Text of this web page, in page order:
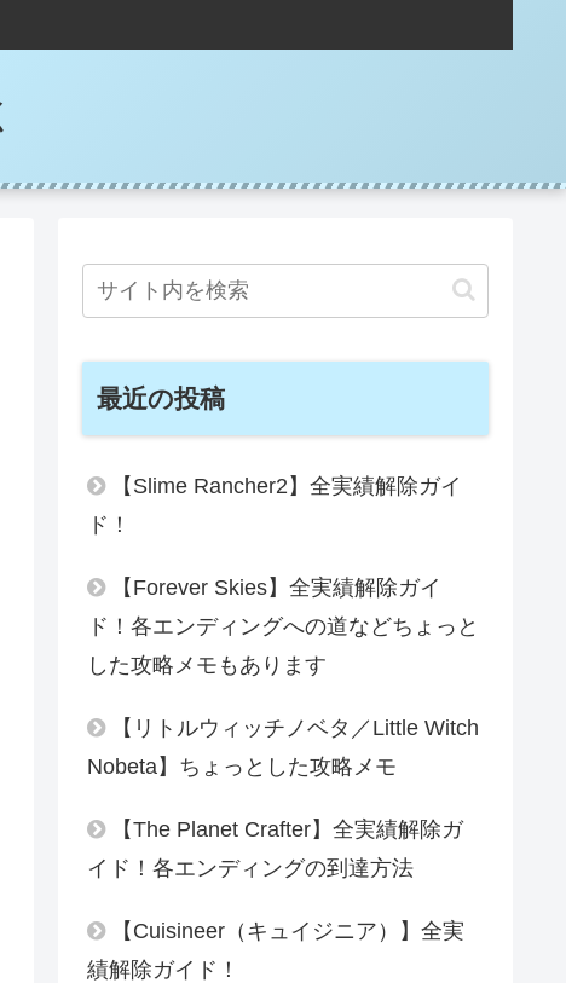
最近の投稿
【Slime Rancher2】全実績解除ガイ
ド！
【Forever Skies】全実績解除ガイ
ド！各エンディングへの道などちょっと
した攻略メモもあります
【リトルウィッチノベタ／Little Witch
Nobeta】ちょっとした攻略メモ
【The Planet Crafter】全実績解除ガ
イド！各エンディングの到達方法
【Cuisineer（キュイジニア）】全実
績解除ガイド！